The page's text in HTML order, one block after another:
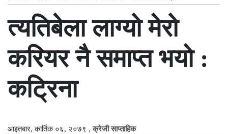
त्यतिबेला लाग्यो मेरो
करियर नै समाप्त भयो :
कट्रिना
आइतबार, कार्तिक ०६, २०७९ ,क्रेजी साप्ताहिक